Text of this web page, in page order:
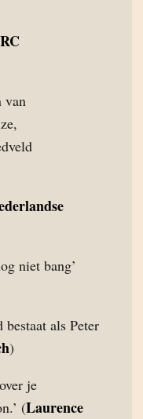
van
niet bang’
bestaat als Peter
)
je
(Laurence